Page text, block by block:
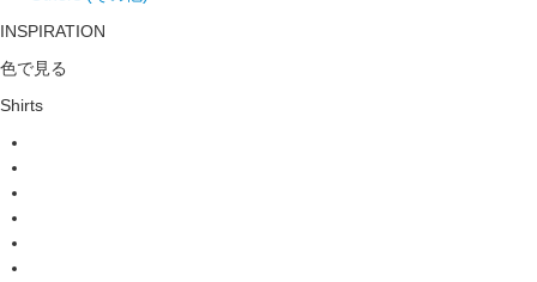
INSPIRATION
色で見る
Shirts